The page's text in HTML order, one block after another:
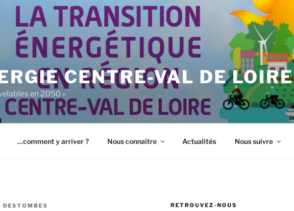
CENTRE-VAL DE LOIRE
en 2050 »
…comment y arriver ? Nous connaître Actualités Nous suivre
DESTOMBES RETROUVEZ-NOUS